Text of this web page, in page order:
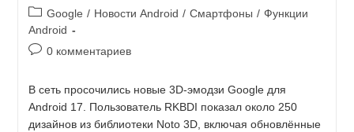
Google / Новости Android / Смартфоны / Функции
Android
0 комментариев
В сеть просочились новые 3D-эмодзи Google для
Android 17. Пользователь RKBDI показал около 250
дизайнов из библиотеки Noto 3D, включая обновлённые